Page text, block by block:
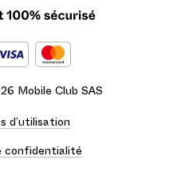
Mobile Club SAS
d’utilisation
confidentialité